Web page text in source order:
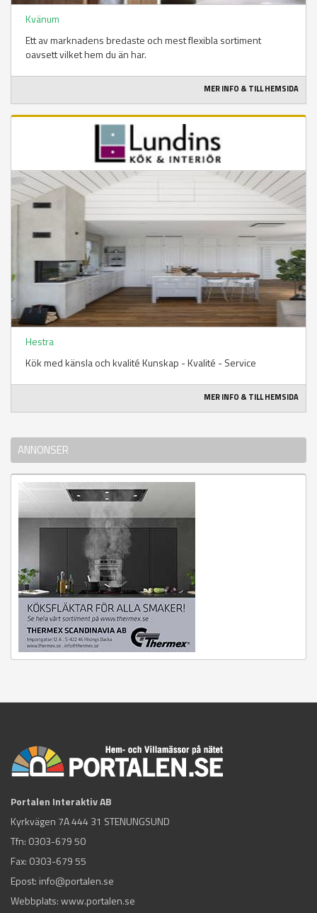
Kvänum
Ett av marknadens bredaste och mest flexibla sortiment
oavsett vilket hem du än har.
MER INFO & TILL HEMSIDA
Hestra
Kök med känsla och kvalité Kunskap - Kvalité - Service
MER INFO & TILL HEMSIDA
ANNONSER
Portalen Interaktiv AB
Kyrkvägen 7A 444 31 STENUNGSUND
Tfn: 0303-679 50
Fax: 0303-679 55
Epost: info@portalen.se
Webbplats: www.portalen.se